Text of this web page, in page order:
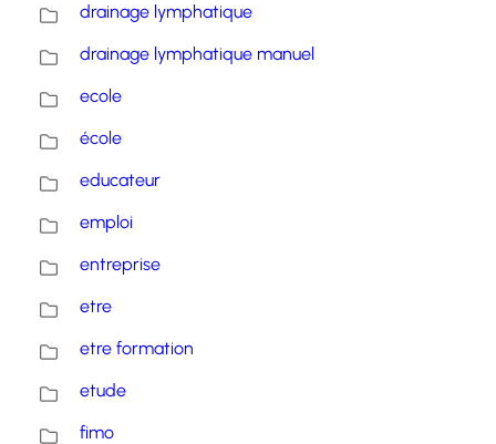
drainage lymphatique
drainage lymphatique manuel
ecole
école
educateur
emploi
entreprise
etre
etre formation
etude
fimo